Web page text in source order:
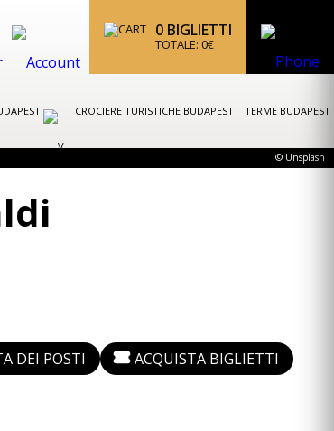
0 BIGLIETTI
TOTALE: 0€
CROCIERE TURISTICHE BUDAPEST TERME BUDAPEST
© Unsplash
DEI POSTI ACQUISTA BIGLIETTI